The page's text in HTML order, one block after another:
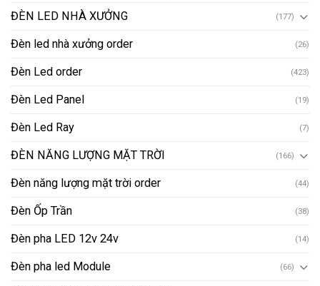
ĐÈN LED NHÀ XƯỞNG (177)
Đèn led nhà xưởng order (26)
Đèn Led order (423)
Đèn Led Panel (19)
Đèn Led Ray (7)
ĐÈN NĂNG LƯỢNG MẶT TRỜI (166)
Đèn năng lượng mặt trời order (44)
Đèn Ốp Trần (38)
Đèn pha LED 12v 24v (14)
Đèn pha led Module (66)